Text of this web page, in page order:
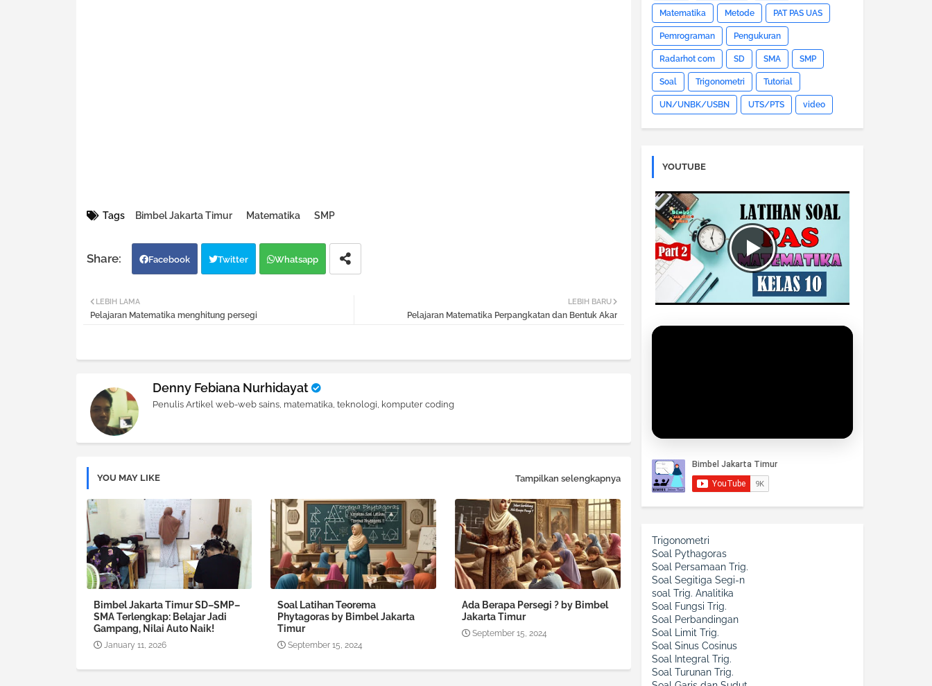
Tags Bimbel Jakarta Timur Matematika SMP
Facebook Twitter Whatsapp
LEBIH BARU
Pelajaran Matematika Perpangkatan dan Bentuk Akar
LEBIH LAMA
Pelajaran Matematika menghitung persegi
Denny Febiana Nurhidayat
Penulis Artikel web-web sains, matematika, teknologi, komputer coding
YOU MAY LIKE Tampilkan selengkapnya
Bimbel Jakarta Timur SD–SMP–
SMA Terlengkap: Belajar Jadi
Gampang, Nilai Auto Naik!
January 11, 2026
Soal Latihan Teorema
Phytagoras by Bimbel Jakarta
Timur
September 15, 2024
Ada Berapa Persegi ? by Bimbel
Jakarta Timur
September 15, 2024
Matematika Metode PAT PAS UAS
Pemrograman Pengukuran
Radarhot com SD SMA SMP
Soal Trigonometri Tutorial
UN/UNBK/USBN UTS/PTS video
YOUTUBE
Trigonometri
Soal Pythagoras
Soal Persamaan Trig.
Soal Segitiga Segi-n
soal Trig. Analitika
Soal Fungsi Trig.
Soal Perbandingan
Soal Limit Trig.
Soal Sinus Cosinus
Soal Integral Trig.
Soal Turunan Trig.